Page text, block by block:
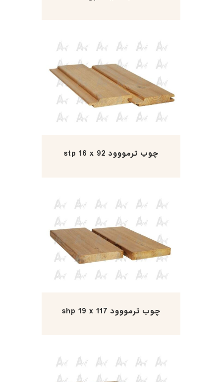
چوب ترمووود stp 16 x 92
چوب ترمووود shp 19 x 117